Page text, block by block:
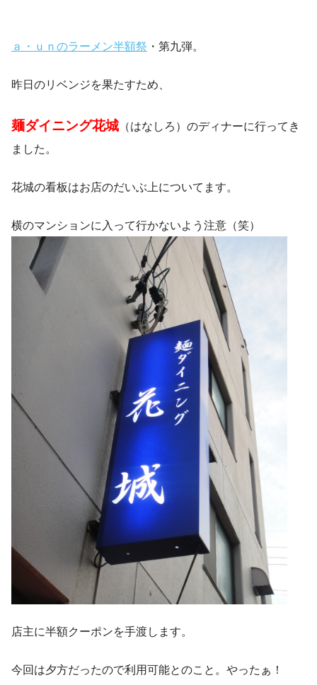
ａ・ｕｎのラーメン半額祭 ・第九弾。
昨日のリベンジを果たすため、
麺ダイニング花城 （はなしろ）のディナーに行ってき
ました。
花城の看板はお店のだいぶ上についてます。
横のマンションに入って行かないよう注意（笑）
店主に半額クーポンを手渡します。
今回は夕方だったので利用可能とのこと。やったぁ！